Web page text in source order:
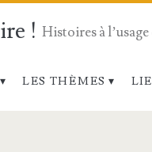
! Histoires à
LES THÈMES